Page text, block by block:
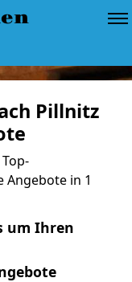
Pillnitz
Angebote in 1
um Ihren